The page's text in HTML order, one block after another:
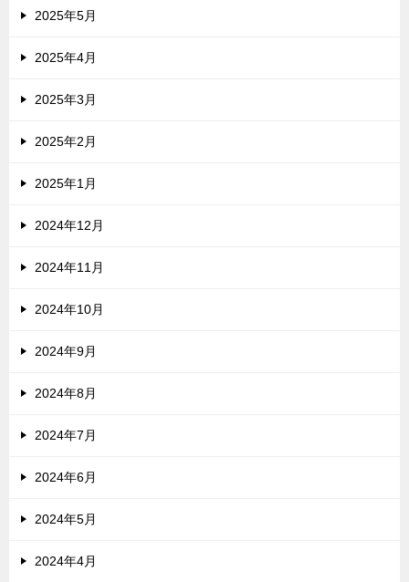
2025年5月
2025年4月
2025年3月
2025年2月
2025年1月
2024年12月
2024年11月
2024年10月
2024年9月
2024年8月
2024年7月
2024年6月
2024年5月
2024年4月